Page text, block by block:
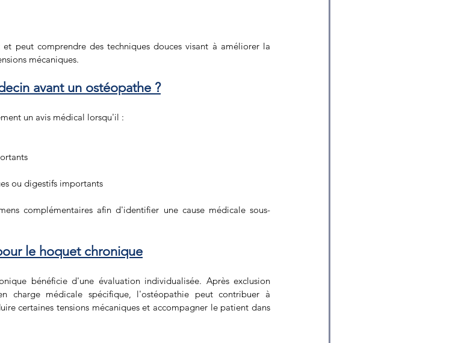
peut comprendre des techniques douces visant à améliorer la
mécaniques.
avant un ostéopathe ?
un avis médical lorsqu'il :
ou digestifs importants
complémentaires afin d'identifier une cause médicale sous-
le hoquet chronique
bénéficie d'une évaluation individualisée. Après exclusion
charge médicale spécifique, l'ostéopathie peut contribuer à
certaines tensions mécaniques et accompagner le patient dans